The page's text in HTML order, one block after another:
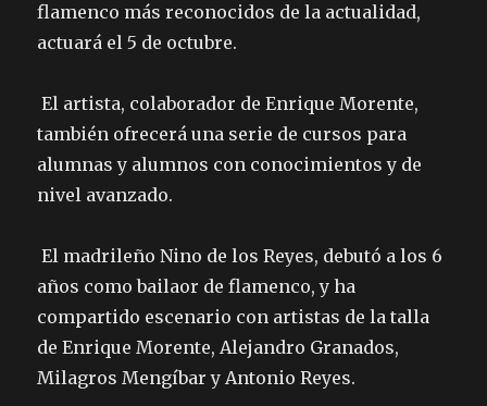
flamenco más reconocidos de la actualidad,
actuará el 5 de octubre.
El artista, colaborador de Enrique Morente,
también ofrecerá una serie de cursos para
alumnas y alumnos con conocimientos y de
nivel avanzado.
El madrileño Nino de los Reyes, debutó a los 6
años como bailaor de flamenco, y ha
compartido escenario con artistas de la talla
de Enrique Morente, Alejandro Granados,
Milagros Mengíbar y Antonio Reyes.